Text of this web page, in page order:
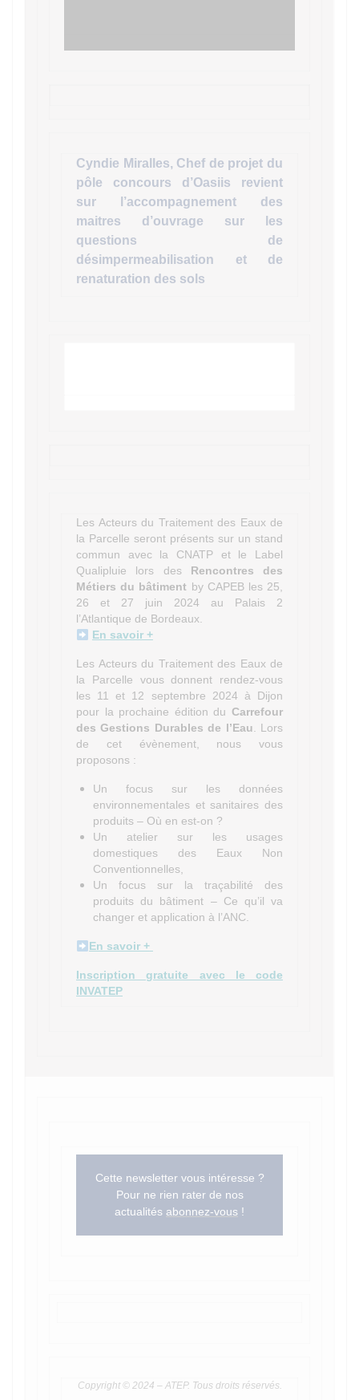
Cyndie Miralles, Chef de projet du
pôle concours d’Oasiis revient
sur l’accompagnement des
maitres d’ouvrage sur les
questions de
désimpermeabilisation et de
renaturation des sols
Les Acteurs du Traitement des Eaux de
la Parcelle seront présents sur un stand
commun avec la CNATP et le Label
Qualipluie lors des Rencontres des
Métiers du bâtiment by CAPEB les 25,
26 et 27 juin 2024 au Palais 2
l’Atlantique de Bordeaux.
En savoir +
Les Acteurs du Traitement des Eaux de
la Parcelle vous donnent rendez-vous
les 11 et 12 septembre 2024 à Dijon
pour la prochaine édition du Carrefour
des Gestions Durables de l’Eau. Lors
de cet évènement, nous vous
proposons :
Un focus sur les données
environnementales et sanitaires des
produits – Où en est-on ?
Un atelier sur les usages
domestiques des Eaux Non
Conventionnelles,
Un focus sur la traçabilité des
produits du bâtiment – Ce qu’il va
changer et application à l’ANC.
En savoir +
Inscription gratuite avec le code
INVATEP
Cette newsletter vous intéresse ?
Pour ne rien rater de nos
actualités abonnez-vous !
Copyright © 2024 – ATEP. Tous droits réservés.